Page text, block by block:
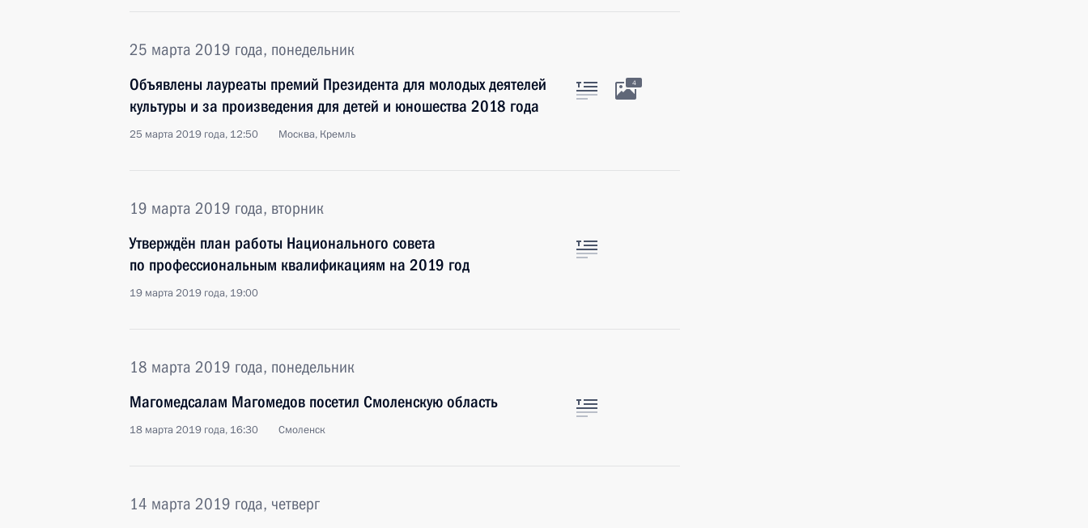
25 марта 2019 года, понедельник
Объявлены лауреаты премий Президента для молодых деятелей
культуры и за произведения для детей и юношества 2018 года
25 марта 2019 года, 12:50 Москва, Кремль
4
19 марта 2019 года, вторник
Утверждён план работы Национального совета
по профессиональным квалификациям на 2019 год
19 марта 2019 года, 19:00
18 марта 2019 года, понедельник
Магомедсалам Магомедов посетил Смоленскую область
18 марта 2019 года, 16:30 Смоленск
14 марта 2019 года, четверг